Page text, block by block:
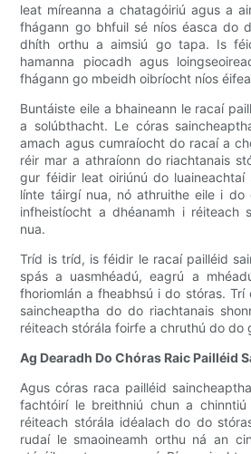
leat míreanna a chatagóiriú agus a
fhágann go bhfuil sé níos éasca do
dhíth orthu a aimsiú go tapa. Is
hamanna piocadh agus
fhágann go mbeidh oibríocht níos
Buntáiste eile a bhaineann le racaí
a solúbthacht. Le córas
amach agus cumraíocht do racaí a
réir mar a athraíonn do riachtanais
gur féidir leat oiriúnú do luaineachtaí
línte táirgí nua, nó athruithe eile i
infheistíocht a dhéanamh i réiteach
nua.
Tríd is tríd, is féidir le racaí pailléid
spás a uasmhéadú, eagrú a
fhoriomlán a fheabhsú i do stóras. Trí
saincheaptha do do riachtanais
réiteach stórála foirfe a chruthú do do
Ag Dearadh Do Chóras Raic Pailléid
Agus córas raca pailléid
fachtóirí le breithniú chun a
réiteach stórála idéalach do do
rudaí le smaoineamh orthu ná an